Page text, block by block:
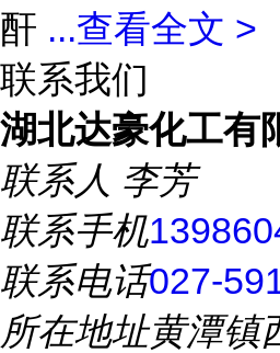
酐 ...查看全文 >
联系我们
湖北达豪化工有
联系人 李芳
联系手机
联系电话027-
所在地址黄潭镇